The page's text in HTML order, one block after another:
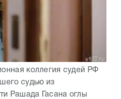
коллегия судей РФ
судью из
Рашада Гасана оглы